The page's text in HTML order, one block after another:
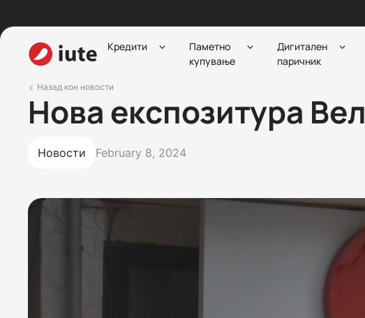
Кредити
Паметно
купување
Дигитален
паричник
Назад кон новости
Нова експозитура
Новости February 8, 2024